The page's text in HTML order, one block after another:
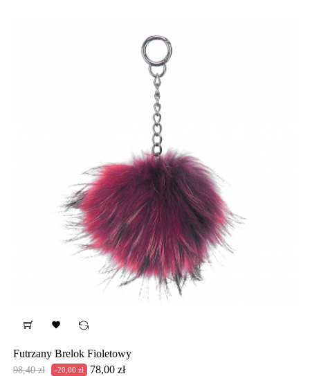

Futrzany Brelok Fioletowy
Cena
98,40 zł -20,00 zł Cena
78,00 zł